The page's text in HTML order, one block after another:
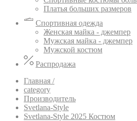
Платья больших размеров
Спортивная одежда
Женская майка - джемпер
Мужская майка - джемпер
Мужской костюм
Распродажа
Главная /
category
Производитель
Svetlana-Style
Svetlana-Style 2025 Костюм